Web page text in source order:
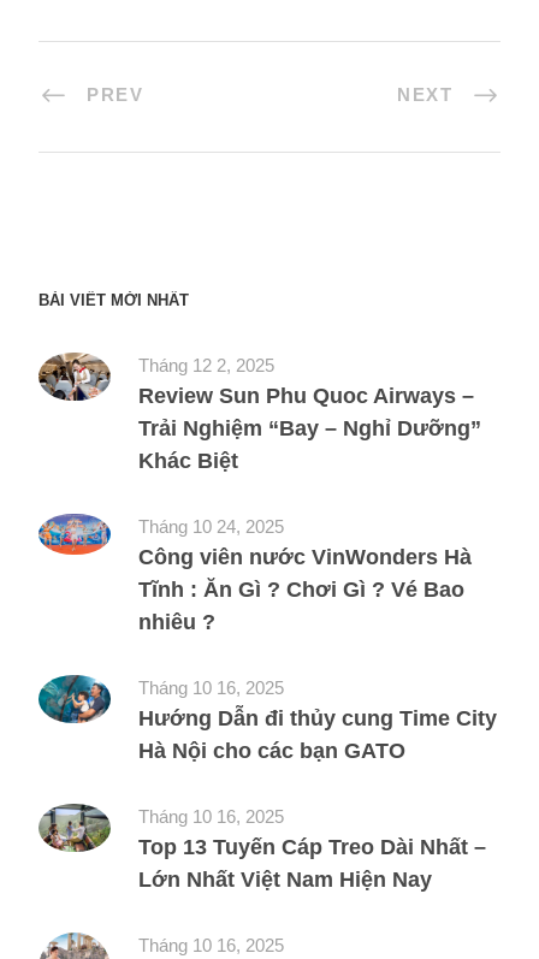
PREV NEXT
BÀI VIẾT MỚI NHẤT
Tháng 12 2, 2025
Review Sun Phu Quoc Airways –
Trải Nghiệm “Bay – Nghỉ Dưỡng”
Khác Biệt
Tháng 10 24, 2025
Công viên nước VinWonders Hà
Tĩnh : Ăn Gì ? Chơi Gì ? Vé Bao
nhiêu ?
Tháng 10 16, 2025
Hướng Dẫn đi thủy cung Time City
Hà Nội cho các bạn GATO
Tháng 10 16, 2025
Top 13 Tuyến Cáp Treo Dài Nhất –
Lớn Nhất Việt Nam Hiện Nay
Tháng 10 16, 2025